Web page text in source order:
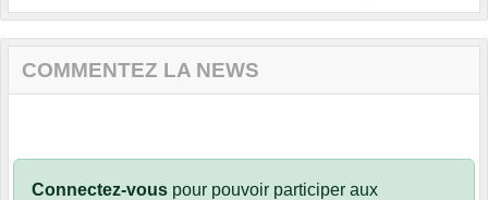
COMMENTEZ LA NEWS
Connectez-vous pour pouvoir participer aux